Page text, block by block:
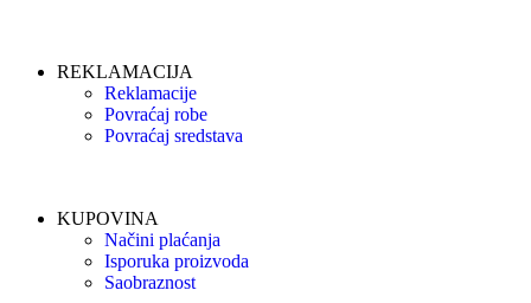
REKLAMACIJA
Reklamacije
Povraćaj robe
Povraćaj sredstava
KUPOVINA
Načini plaćanja
Isporuka proizvoda
Saobraznost